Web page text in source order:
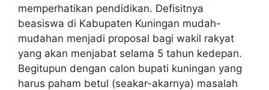
memperhatikan pendidikan. Defisitnya
beasiswa di Kabupaten Kuningan mudah-
mudahan menjadi proposal bagi wakil rakyat
yang akan menjabat selama 5 tahun kedepan.
Begitupun dengan calon bupati kuningan yang
harus paham betul (seakar-akarnya) masalah